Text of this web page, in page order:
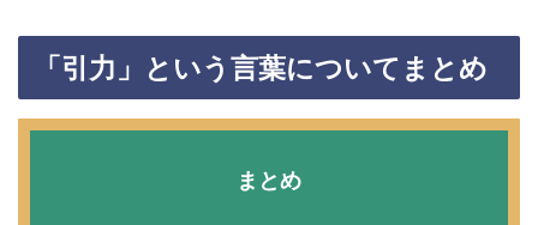
「引力」という言葉についてまとめ
まとめ